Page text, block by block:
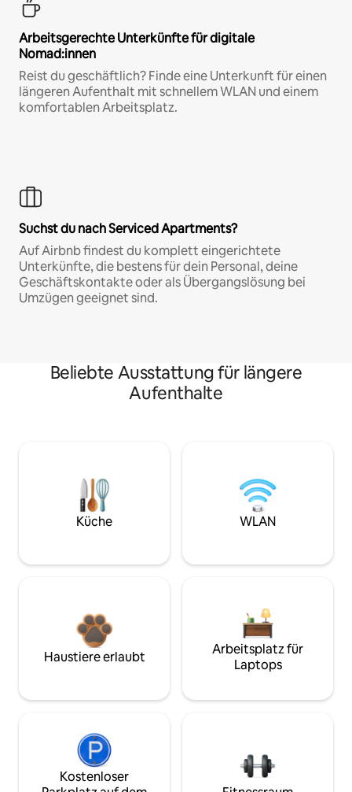
Arbeitsgerechte Unterkünfte für digitale
Nomad:innen
Reist du geschäftlich? Finde eine Unterkunft für einen
längeren Aufenthalt mit schnellem WLAN und einem
komfortablen Arbeitsplatz.
Suchst du nach Serviced Apartments?
Auf Airbnb findest du komplett eingerichtete
Unterkünfte, die bestens für dein Personal, deine
Geschäftskontakte oder als Übergangslösung bei
Umzügen geeignet sind.
Beliebte Ausstattung für längere
Aufenthalte
Küche WLAN
Haustiere erlaubt
Arbeitsplatz für
Laptops
Kostenloser